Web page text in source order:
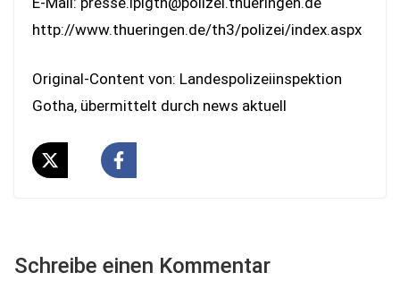
http://www.thueringen.de/th3/polizei/index.aspx
Original-Content von: Landespolizeiinspektion
Gotha, übermittelt durch news aktuell
Schreibe einen Kommentar